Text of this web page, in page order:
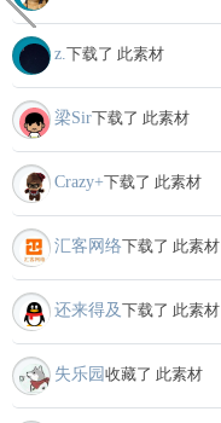
z. 下载了 此素材
梁Sir下载了 此素材
Crazy+下载了 此素材
汇客网络下载了 此素材
还来得及下载了 此素材
失乐园 收藏了 此素材